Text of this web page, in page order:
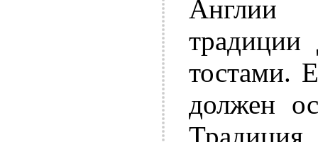
Англии
тостами.
должен
Традиция